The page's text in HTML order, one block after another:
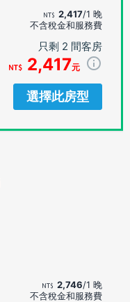
2,417/1 晚
不含稅金和服務費
只剩 2 間客房
2,417元
選擇此房型
2,746/1 晚
不含稅金和服務費